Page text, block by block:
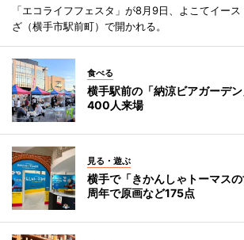
「エコライフフェスタ」が8月9日、よこてイー
ざ（横手市駅前町）で開かれる。
食べる
横手駅前の「納涼ビアガーデ
400人来場
見る・遊ぶ
横手で「きかんしゃトーマス
周年で原画など175点